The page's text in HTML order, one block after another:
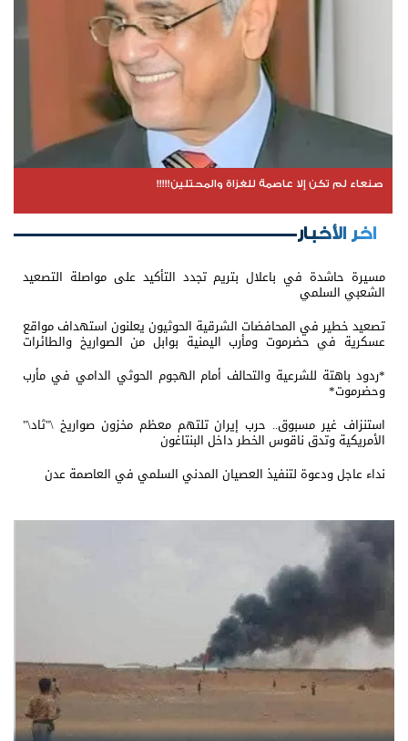
صنعاء لم تكن إلا عاصمة للغزاة والمحتلين!!!!!
اخر الأخبار
مسيرة حاشدة في باعلال بتريم تجدد التأكيد على مواصلة التصعيد
الشعبي السلمي
تصعيد خطير في المحافضات الشرقية الحوثيون يعلنون استهداف مواقع
عسكرية في حضرموت ومأرب اليمنية بوابل من الصواريخ والطائرات
*ردود باهتة للشرعية والتحالف أمام الهجوم الحوثي الدامي في مأرب
وحضرموت*
استنزاف غير مسبوق.. حرب إيران تلتهم معظم مخزون صواريخ \"ثاد\"
الأمريكية وتدق ناقوس الخطر داخل البنتاغون
نداء عاجل ودعوة لتنفيذ العصيان المدني السلمي في العاصمة عدن